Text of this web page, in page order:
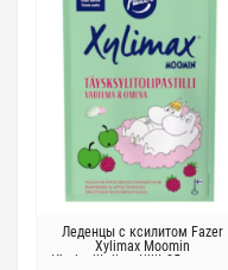
Леденцы с ксилитом Fazer
Xylimax Moomin
täysksylitolipastillit 85г малина